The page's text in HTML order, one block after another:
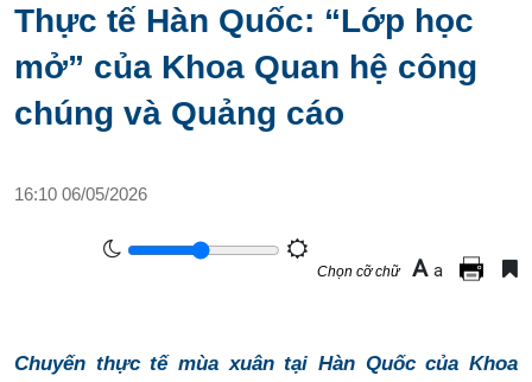
Thực tế Hàn Quốc: “Lớp học
mở” của Khoa Quan hệ công
chúng và Quảng cáo
16:10 06/05/2026
Chọn cỡ chữ A a
Chuyến thực tế mùa xuân tại Hàn Quốc của Khoa